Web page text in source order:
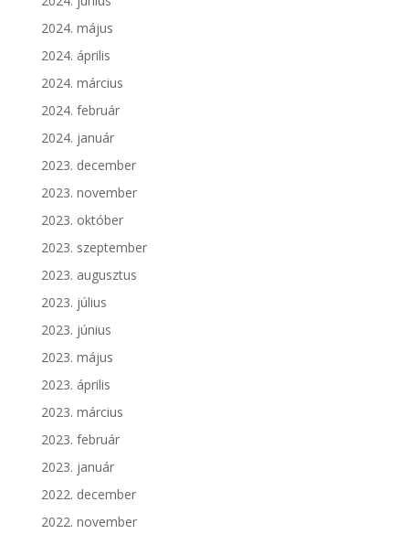
2024. május
2024. április
2024. március
2024. február
2024. január
2023. december
2023. november
2023. október
2023. szeptember
2023. augusztus
2023. július
2023. június
2023. május
2023. április
2023. március
2023. február
2023. január
2022. december
2022. november